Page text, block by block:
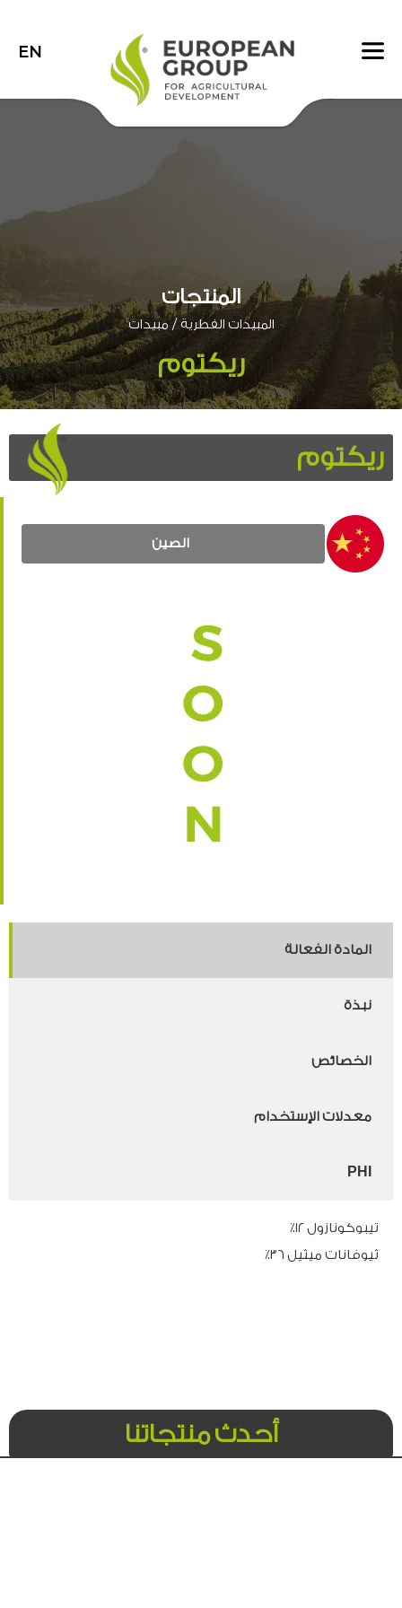
EN
المنتجات
المبيدات الفطرية /مبيدات
ريكتوم
ريكتوم
الصين
المادة الفعالة
نبذة
الخصائص
معدلات الإستخدام
PHI
تيبوكونازول ١٢٪
ثيوفانات ميثيل ٣٦٪
أحدث منتجاتنا